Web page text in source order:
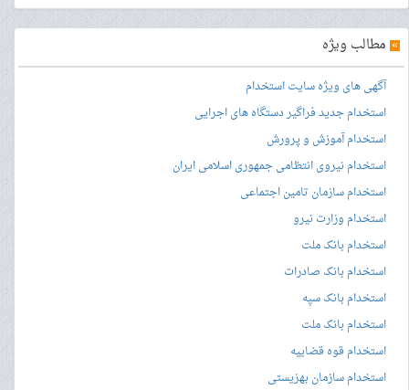
» مطالب ویژه
آگهی های ویژه سایت استخدام
استخدام جدید فراگیر دستگاه های اجرایی
استخدام آموزش و پرورش
استخدام نیروی انتظامی جمهوری اسلامی ایران
استخدام سازمان تامین اجتماعی
استخدام وزارت نیرو
استخدام بانک ملت
استخدام بانک صادرات
استخدام بانک سپه
استخدام بانک ملت
استخدام قوه قضاییه
استخدام سازمان بهزیستی